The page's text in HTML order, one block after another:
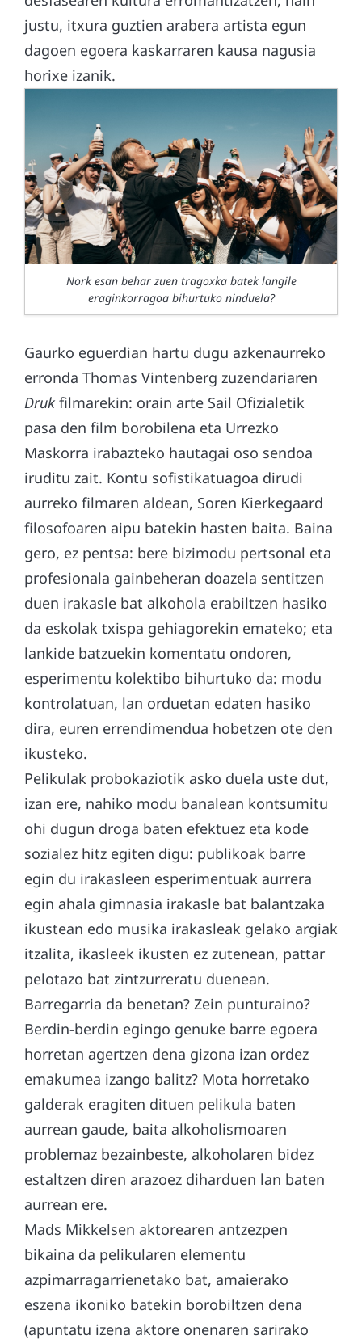
justu, itxura guztien arabera artista egun
dagoen egoera kaskarraren kausa nagusia
horixe izanik.
Nork esan behar zuen tragoxka batek langile
eraginkorragoa bihurtuko ninduela?
Gaurko eguerdian hartu dugu azkenaurreko
erronda Thomas Vintenberg zuzendariaren
Druk filmarekin: orain arte Sail Ofizialetik
pasa den film borobilena eta Urrezko
Maskorra irabazteko hautagai oso sendoa
iruditu zait. Kontu sofistikatuagoa dirudi
aurreko filmaren aldean, Soren Kierkegaard
filosofoaren aipu batekin hasten baita. Baina
gero, ez pentsa: bere bizimodu pertsonal eta
profesionala gainbeheran doazela sentitzen
duen irakasle bat alkohola erabiltzen hasiko
da eskolak txispa gehiagorekin emateko; eta
lankide batzuekin komentatu ondoren,
esperimentu kolektibo bihurtuko da: modu
kontrolatuan, lan orduetan edaten hasiko
dira, euren errendimendua hobetzen ote den
ikusteko.
Pelikulak probokaziotik asko duela uste dut,
izan ere, nahiko modu banalean kontsumitu
ohi dugun droga baten efektuez eta kode
sozialez hitz egiten digu: publikoak barre
egin du irakasleen esperimentuak aurrera
egin ahala gimnasia irakasle bat balantzaka
ikustean edo musika irakasleak gelako argiak
itzalita, ikasleek ikusten ez zutenean, pattar
pelotazo bat zintzurreratu duenean.
Barregarria da benetan? Zein punturaino?
Berdin-berdin egingo genuke barre egoera
horretan agertzen dena gizona izan ordez
emakumea izango balitz? Mota horretako
galderak eragiten dituen pelikula baten
aurrean gaude, baita alkoholismoaren
problemaz bezainbeste, alkoholaren bidez
estaltzen diren arazoez diharduen lan baten
aurrean ere.
Mads Mikkelsen aktorearen antzezpen
bikaina da pelikularen elementu
azpimarragarrienetako bat, amaierako
eszena ikoniko batekin borobiltzen dena
(apuntatu izena aktore onenaren sarirako